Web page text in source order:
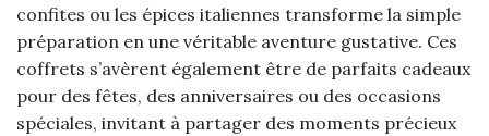
confites ou les épices italiennes transforme la simple
préparation en une véritable aventure gustative. Ces
coffrets s’avèrent également être de parfaits cadeaux
pour des fêtes, des anniversaires ou des occasions
spéciales, invitant à partager des moments précieux